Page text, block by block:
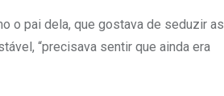
o pai dela, que gostava de seduzir as
“precisava sentir que ainda era